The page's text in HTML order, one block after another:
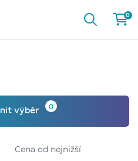
0
výběr 0
Cena od nejnižší